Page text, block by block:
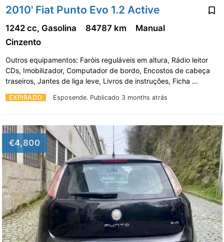
2010' Fiat Punto Evo 1.2 Active
EXPIRADO Esposende. Publicado 3 months atrás
1242 cc, Gasolina 84787 km
Manual
Cinzento
Outros equipamentos: Faróis reguláveis em altura, Rádio leitor
CDs, Imobilizador, Computador de bordo, Encostos de cabeça
traseiros, Jantes de liga leve, Livros de instruções, Ficha …
€4,800